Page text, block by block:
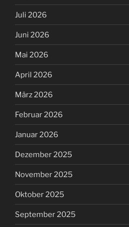
Juli 2026
Juni 2026
Mai 2026
April 2026
März 2026
Februar 2026
Januar 2026
Dezember 2025
November 2025
Oktober 2025
September 2025